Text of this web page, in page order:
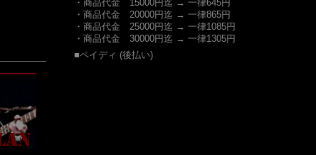
・商品代金 15000円迄 → 一律645円
・商品代金 20000円迄 → 一律865円
・商品代金 25000円迄 → 一律1085円
・商品代金 30000円迄 → 一律1305円
■ペイディ (後払い)